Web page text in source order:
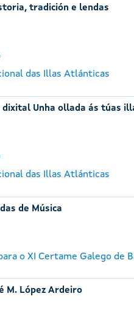
tradición e lendas
das Illas Atlánticas
dixital Unha ollada ás túas
das Illas Atlánticas
de Música
o XI Certame Galego de
M. López Ardeiro